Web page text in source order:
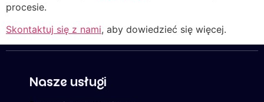
procesie.
Skontaktuj się z nami, aby dowiedzieć się więcej.
Nasze usługi